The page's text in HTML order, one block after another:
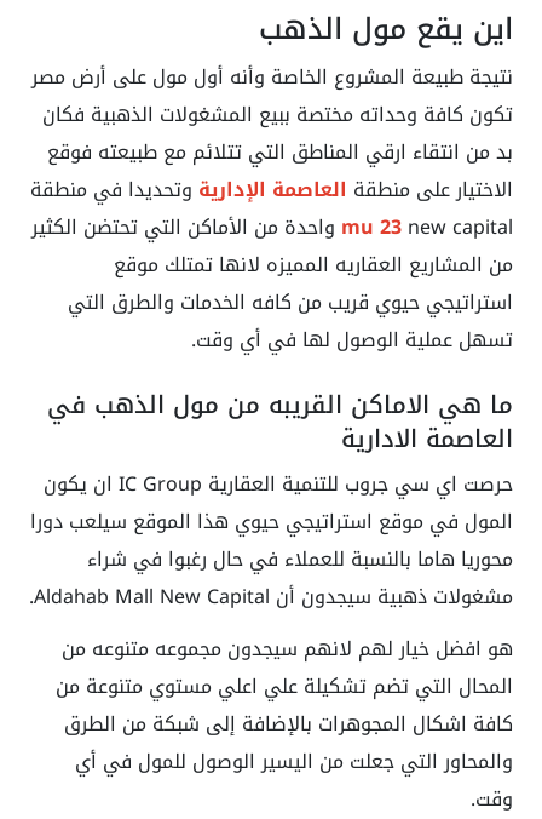
اين يقع مول الذهب
نتيجة طبيعة المشروع الخاصة وأنه أول مول على أرض مصر
تكون كافة وحداته مختصة ببيع المشغولات الذهبية فكان
بد من انتقاء ارقي المناطق التي تتلائم مع طبيعته فوقع
الاختيار على منطقة العاصمة الإدارية وتحديدا في منطقة
mu 23 new capital واحدة من الأماكن التي تحتضن الكثير
من المشاريع العقاريه المميزه لانها تمتلك موقع
استراتيجي حيوي قريب من كافه الخدمات والطرق التي
تسهل عملية الوصول لها في أي وقت.
ما هي الاماكن القريبه من مول الذهب في
العاصمة الادارية
حرصت اي سي جروب للتنمية العقارية IC Group ان يكون
المول في موقع استراتيجي حيوي هذا الموقع سيلعب دورا
محوريا هاما بالنسبة للعملاء في حال رغبوا في شراء
مشغولات ذهبية سيجدون أن Aldahab Mall New Capital.
هو افضل خيار لهم لانهم سيجدون مجموعه متنوعه من
المحال التي تضم تشكيلة علي اعلي مستوي متنوعة من
كافة اشكال المجوهرات بالإضافة إلى شبكة من الطرق
والمحاور التي جعلت من اليسير الوصول للمول في أي
وقت.